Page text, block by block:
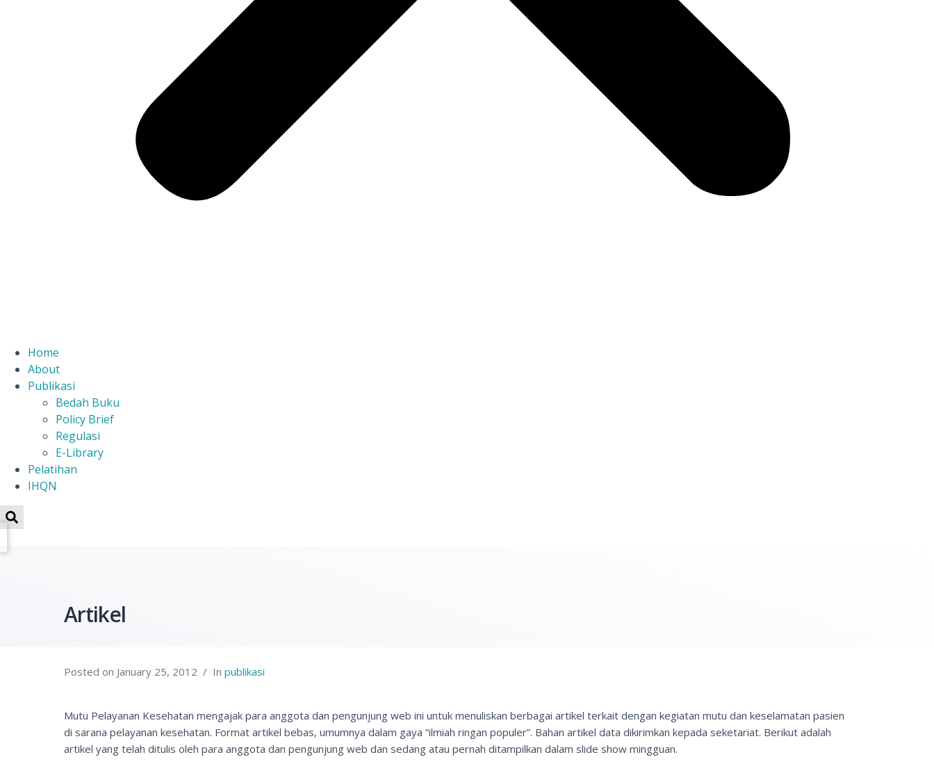
Home
About
Publikasi
Bedah Buku
Policy Brief
Regulasi
E-Library
Pelatihan
IHQN
Artikel
Posted on January 25, 2012 In publikasi
Mutu Pelayanan Kesehatan mengajak para anggota dan pengunjung web ini untuk menuliskan berbagai artikel terkait dengan kegiatan mutu dan keselamatan pasien
di sarana pelayanan kesehatan. Format artikel bebas, umumnya dalam gaya “ilmiah ringan populer”. Bahan artikel data dikirimkan kepada seketariat. Berikut adalah
artikel yang telah ditulis oleh para anggota dan pengunjung web dan sedang atau pernah ditampilkan dalam slide show mingguan.